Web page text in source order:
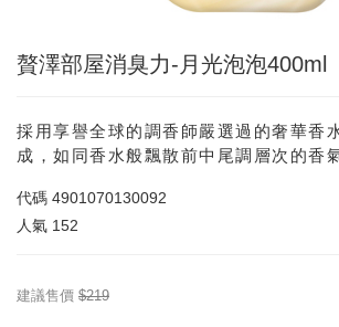
贅澤部屋消臭力-月光泡泡400ml
採用享譽全球的調香師嚴選過的奢華香
成，如同香水般飄散前中尾調層次的香氣
代碼 4901070130092
人氣 152
建議售價 $219